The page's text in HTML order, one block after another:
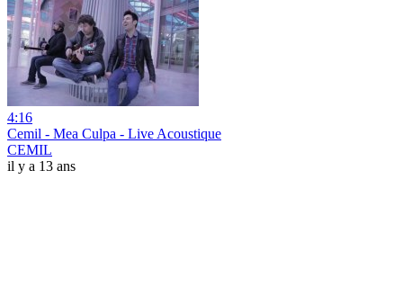
4:16
Cemil - Mea Culpa - Live Acoustique
CEMIL
il y a 13 ans